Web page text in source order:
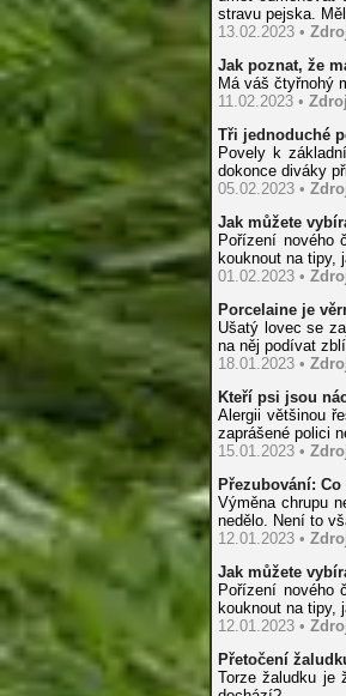
stravu pejska.
13.02.2023 •
Jak poznat, že
Má váš čtyřnohý
11.02.2023 •
Tři jednoduché
Povely k
dokonce diváky
05.02.2023 •
Jak můžete
Pořízení nového
kouknout na tipy,
01.02.2023 •
Porcelaine je
Ušatý lovec se
na něj podívat
18.01.2023 •
Kteří psi jsou
Alergii většinou
zaprášené polici
15.01.2023 •
Přezubování:
Výměna chrupu
nedělo. Není to
12.01.2023 •
Jak můžete
Pořízení nového
kouknout na tipy,
12.01.2023 •
Přetočení
Torze žaludku je